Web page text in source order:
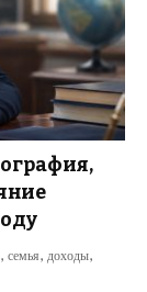
семья, доходы,